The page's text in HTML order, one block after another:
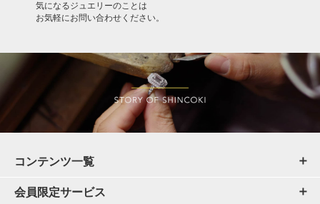
気になるジュエリーのことは
お気軽にお問い合わせください。
コンテンツ一覧
会員限定サービス